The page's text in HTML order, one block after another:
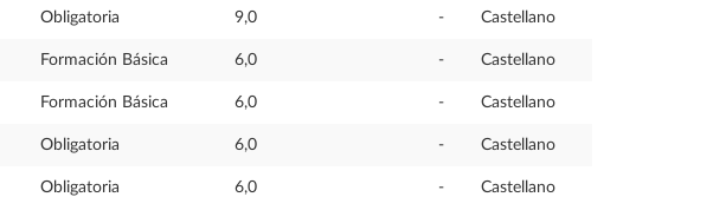
Obligatoria 9,0 - Castellano
Formación Básica 6,0 - Castellano
Formación Básica 6,0 - Castellano
Obligatoria 6,0 - Castellano
Obligatoria 6,0 - Castellano